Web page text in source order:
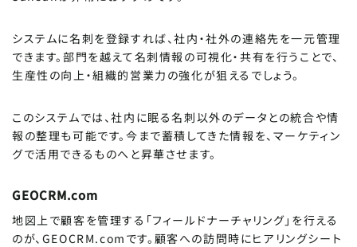
システムに名刺を登録すれば、社内・社外の連絡先を一元管理
できます。部門を越えて名刺情報の可視化・共有を行うことで、
生産性の向上・組織的営業力の強化が狙えるでしょう。
このシステムでは、社内に眠る名刺以外のデータとの統合や情
報の整理も可能です。今まで蓄積してきた情報を、マーケティン
グで活用できるものへと昇華させます。
GEOCRM.com
地図上で顧客を管理する「フィールドナーチャリング」を行える
のが、GEOCRM.comです。顧客への訪問時にヒアリングシート